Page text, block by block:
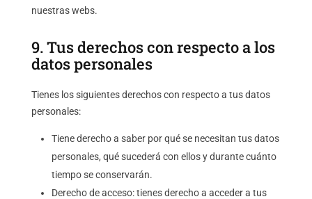
nuestras webs.
9. Tus derechos con respecto a los
datos personales
Tienes los siguientes derechos con respecto a tus datos
personales:
Tiene derecho a saber por qué se necesitan tus datos
personales, qué sucederá con ellos y durante cuánto
tiempo se conservarán.
Derecho de acceso: tienes derecho a acceder a tus